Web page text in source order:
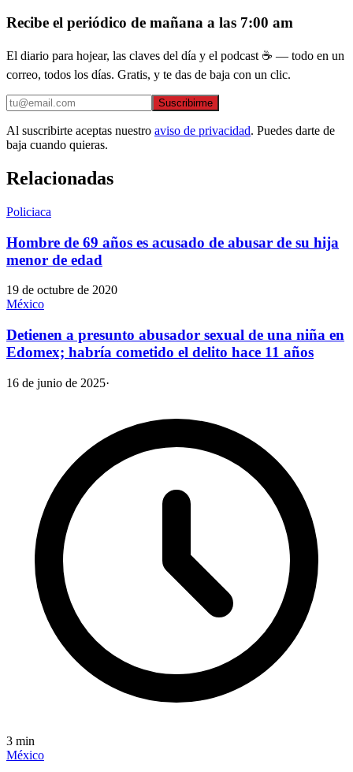
Recibe el periódico de mañana a las 7:00 am
El diario para hojear, las claves del día y el podcast ☕ — todo en un
correo, todos los días. Gratis, y te das de baja con un clic.
Suscribirme
Al suscribirte aceptas nuestro aviso de privacidad. Puedes darte de
baja cuando quieras.
Relacionadas
Policiaca
Hombre de 69 años es acusado de abusar de su hija
menor de edad
19 de octubre de 2020
México
Detienen a presunto abusador sexual de una niña en
Edomex; habría cometido el delito hace 11 años
16 de junio de 2025·
3 min
México